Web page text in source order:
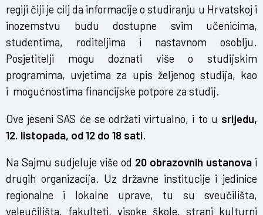
regiji čiji je cilj da informacije o studiranju u Hrvatskoj i
inozemstvu budu dostupne svim učenicima,
studentima, roditeljima i nastavnom osoblju.
Posjetitelji mogu doznati više o studijskim
programima, uvjetima za upis željenog studija, kao
i mogućnostima financijske potpore za studij.
Ove jeseni SAS će se održati virtualno, i to u srijedu,
12. listopada, od 12 do 18 sati.
Na Sajmu sudjeluje više od 20 obrazovnih ustanova i
drugih organizacija. Uz državne institucije i jedinice
regionalne i lokalne uprave, tu su sveučilišta,
veleučilišta, fakulteti, visoke škole, strani kulturni